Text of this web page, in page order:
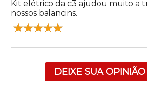
Kit elétrico da c3 ajudou muito a
nossos balancins.
DEIXE SUA OPINIÃO